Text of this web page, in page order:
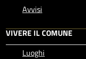
Avvisi
VIVERE IL COMUNE
Luoghi